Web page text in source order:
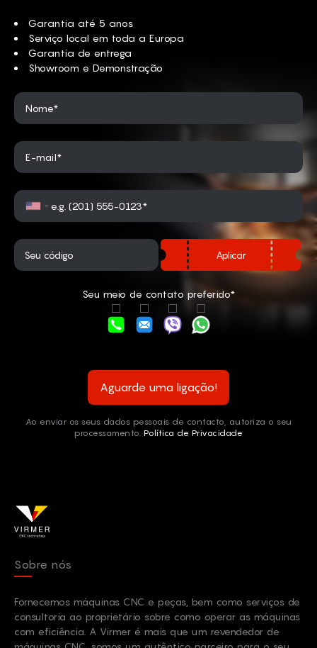
Garantia até 5 anos
Serviço local em toda a Europa
Garantia de entrega
Showroom e Demonstração
Nome*
E-mail*
Aplicar
Seu meio de contato preferido*
Aguarde uma ligação!
Ao enviar os seus dados pessoais de contacto, autoriza o seu
processamento. Política de Privacidade
Sobre nós
Fornecemos máquinas CNC e peças, bem como serviços de
consultoria ao proprietário sobre como operar as máquinas
com eficiência. A Virmer é mais que um revendedor de